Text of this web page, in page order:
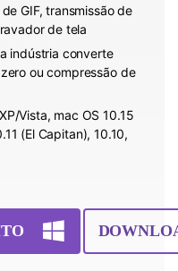
GIF, transmissão de
de tela
indústria converte
ou compressão de
Vista, mac OS 10.15
(El Capitan), 10.10,